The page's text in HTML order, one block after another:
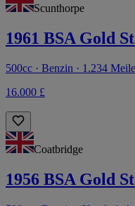
Scunthorpe
1961 BSA Gold
500cc · Benzin · 1.234
16.000 £
Coatbridge
1956 BSA Gold